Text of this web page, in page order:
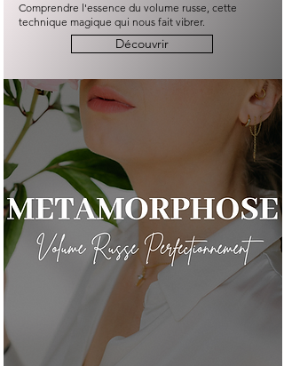
Comprendre l'essence du volume russe, cette
technique magique qui nous fait vibrer.
Découvrir